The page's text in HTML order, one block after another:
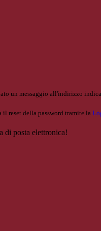
un messaggio all'indirizzo
il reset della password tramite la
di posta elettronica!